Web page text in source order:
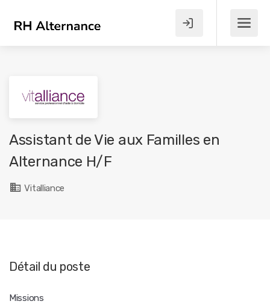
Assistant de Vie aux Familles en
Alternance H/F
Vitalliance
Détail du poste
Missions